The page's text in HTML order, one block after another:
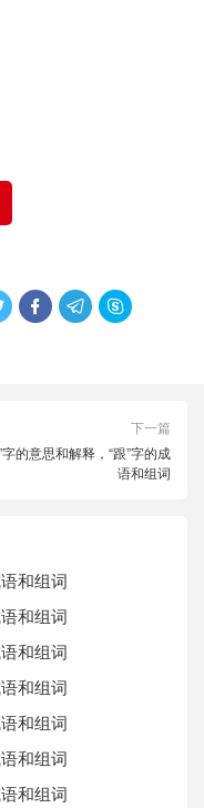
  
下一篇
字的意思和解释，“跟”字的成
语和组词
和组词
和组词
和组词
和组词
和组词
和组词
和组词